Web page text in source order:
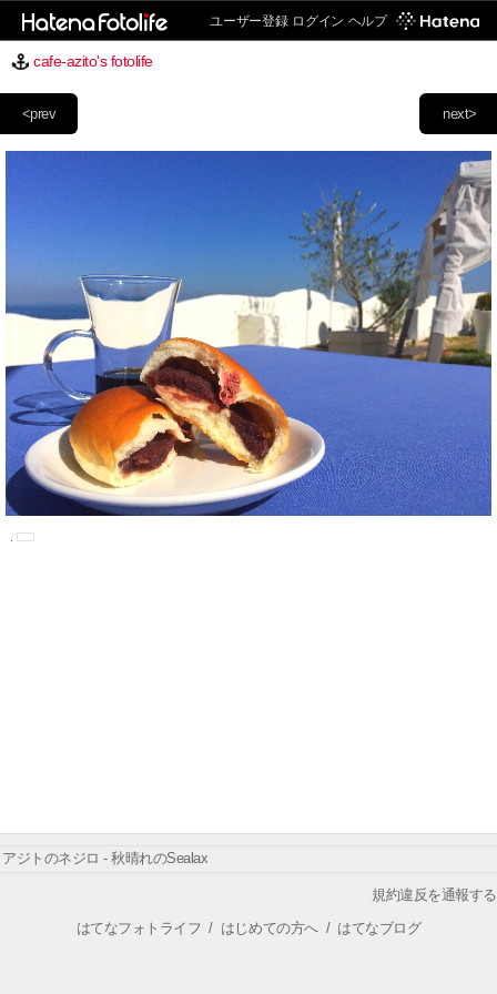
ユーザー登録 ログイン ヘルプ
cafe-azito's fotolife
next>
<prev
アジトのネジロ - 秋晴れのSealax
規約違反を通報する
はてなフォトライフ / はじめての方へ/ はてなブログ